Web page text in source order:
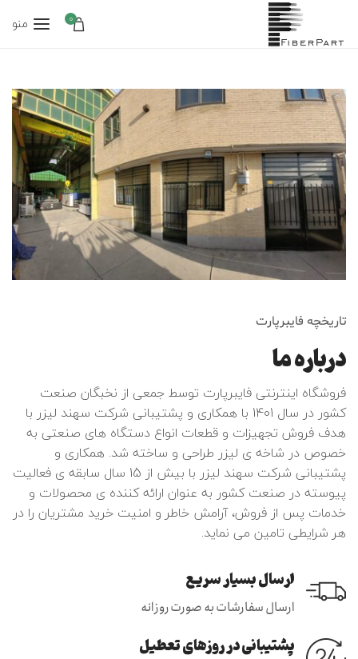
0 منو
تاریخچه فایبرپارت
درباره ما
فروشگاه اینترنتی فایبرپارت توسط جمعی از نخبگان صنعت
کشور در سال 1401 با همکاری و پشتیبانی شرکت سهند لیزر با
هدف فروش تجهیزات و قطعات انواع دستگاه های صنعتی به
خصوص در شاخه ی لیزر طراحی و ساخته شد. همکاری و
پشتیبانی شرکت سهند لیزر با بیش از 15 سال سابقه ی فعالیت
پیوسته در صنعت کشور به عنوان ارائه کننده ی محصولات و
خدمات پس از فروش، آرامش خاطر و امنیت خرید مشتریان را در
هر شرایطی تامین می نماید.
ارسال بسیار سریع
ارسال سفارشات به صورت روزانه
پشتیبانی در روزهای تعطیل